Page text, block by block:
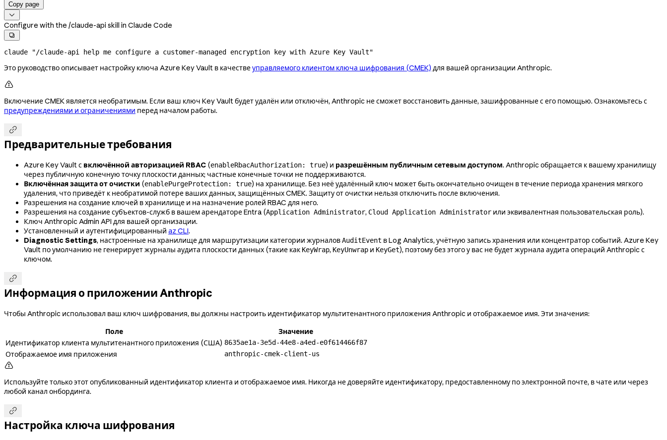
Copy page

Configure with the /claude-api skill in Claude Code

claude "/claude-api help me configure a customer-managed encryption key with Azure Key Vault"
Это руководство описывает настройку ключа Azure Key Vault в качествеуправляемого клиентом ключа шифрования (CMEK) для вашей организации Anthropic.

Включение CMEK является необратимым. Если ваш ключ Key Vault будет удалён или отключён, Anthropic не сможет восстановить данные, зашифрованные с его помощью. Ознакомьтесь с
предупреждениями и ограничениями перед началом работы.

Предварительные требования
Azure Key Vault с включённой авторизацией RBAC (enableRbacAuthorization: true) и разрешённым публичным сетевым доступом. Anthropic обращается к вашему хранилищу
через публичную конечную точку плоскости данных; частные конечные точки не поддерживаются.
Включённая защита от очистки (enablePurgeProtection: true) на хранилище. Без неё удалённый ключ может быть окончательно очищен в течение периода хранения мягкого
удаления, что приведёт к необратимой потере ваших данных, защищённых CMEK. Защиту от очистки нельзя отключить после включения.
Разрешения на создание ключей в хранилище и на назначение ролей RBAC для него.
Разрешения на создание субъектов-служб в вашем арендаторе Entra (Application Administrator, Cloud Application Administrator или эквивалентная пользовательская роль).
Ключ Anthropic Admin API для вашей организации.
Установленный и аутентифицированный azCLI.
Diagnostic Settings, настроенные на хранилище для маршрутизации категории журналовAuditEvent в Log Analytics, учётную запись хранения или концентратор событий. Azure Key
Vault по умолчанию не генерирует журналы аудита плоскости данных (такие как KeyWrap, KeyUnwrap и KeyGet), поэтому без этого у вас не будет журнала аудита операций Anthropic с
ключом.

Информация о приложении Anthropic
Чтобы Anthropic использовал ваш ключ шифрования, вы должны настроить идентификатор мультитенантного приложения Anthropic и отображаемое имя. Эти значения:
Поле
Значение
Идентификатор клиента мультитенантного приложения (США) 8635ae1a-3e5d-44e8-a4ed-e0f614466f87
Отображаемое имя приложения anthropic-cmek-client-us

Используйте только этот опубликованный идентификатор клиента и отображаемое имя. Никогда не доверяйте идентификатору, предоставленному по электронной почте, в чате или через
любой канал онбординга.

Настройка ключа шифрования